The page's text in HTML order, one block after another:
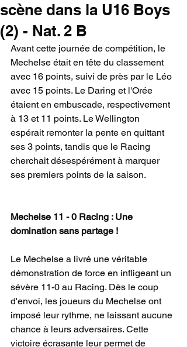
scène dans la U16 Boys
(2) - Nat. 2 B
Avant cette journée de compétition, le
Mechelse était en tête du classement
avec 16 points, suivi de près par le Léo
avec 15 points. Le Daring et l'Orée
étaient en embuscade, respectivement
à 13 et 11 points. Le Wellington
espérait remonter la pente en quittant
ses 3 points, tandis que le Racing
cherchait désespérément à marquer
ses premiers points de la saison.
Mechelse 11 - 0 Racing : Une
domination sans partage !
Le Mechelse a livré une véritable
démonstration de force en infligeant un
sévère 11-0 au Racing. Dès le coup
d'envoi, les joueurs du Mechelse ont
imposé leur rythme, ne laissant aucune
chance à leurs adversaires. Cette
victoire écrasante leur permet de